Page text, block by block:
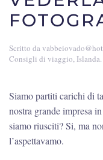
Scritto da
Consigli di viaggio, Islanda.
Siamo partiti carichi di
nostra grande impresa in
siamo riusciti? Si, ma
l’aspettavamo.